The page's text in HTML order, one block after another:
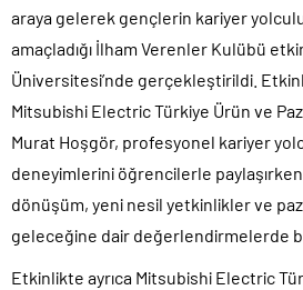
araya gelerek gençlerin kariyer
amaçladığı İlham Verenler Kulübü
Üniversitesi’nde gerçekleştirildi.
Mitsubishi Electric Türkiye Ürün ve
Murat Hoşgör, profesyonel kariyer
deneyimlerini öğrencilerle
dönüşüm, yeni nesil yetkinlikler ve
geleceğine dair değerlendirmelerde
Etkinlikte ayrıca Mitsubishi Electric